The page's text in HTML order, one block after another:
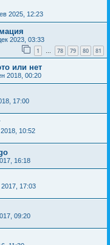
2025, 12:23
2023, 03:33
1 … 78 79 80 81
или нет
2018, 00:20
17:00
10:52
16:18
17:03
09:20